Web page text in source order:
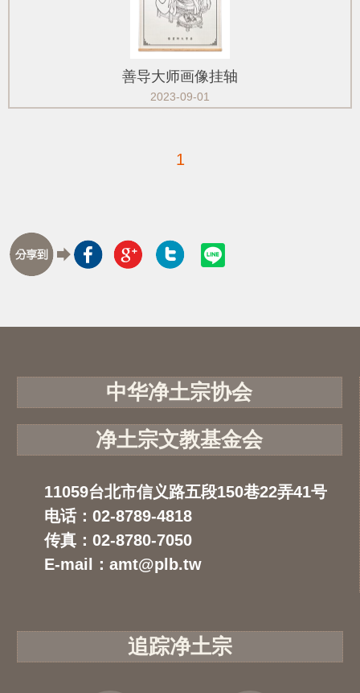
善导大师画像挂轴
2023-09-01
1
中华净土宗协会
净土宗文教基金会
11059台北市信义路五段150巷22弄41号
电话：02-8789-4818
传真：02-8780-7050
E-mail：amt@plb.tw
追踪净土宗